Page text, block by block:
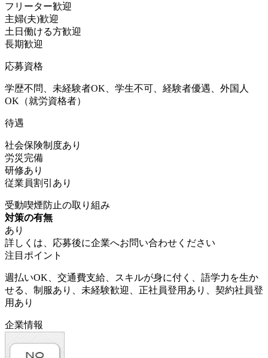
フリーター歓迎
主婦(夫)歓迎
土日働ける方歓迎
長期歓迎
応募資格
学歴不問、未経験者OK、学生不可、経験者優遇、外国人
OK（就労資格者）
待遇
社会保険制度あり
労災完備
研修あり
従業員割引あり
受動喫煙防止の取り組み
対策の有無
あり
詳しくは、応募後に企業へお問い合わせください
注目ポイント
週払いOK、交通費支給、スキルが身に付く、語学力を生か
せる、制服あり、未経験歓迎、正社員登用あり、契約社員登
用あり
企業情報